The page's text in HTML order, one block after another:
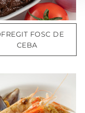
FOSC DE
CEBA